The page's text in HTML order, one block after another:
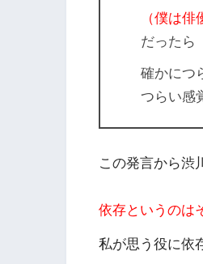
（僕は
だったら
確かにつ
つらい感
この発言から渋
依存というのは
私が思う役に依